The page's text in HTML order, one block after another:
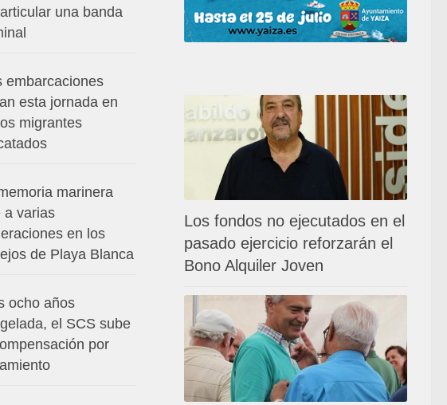
Los fondos no ejecutados en el
pasado ejercicio reforzarán el
Bono Alquiler Joven
una banda
embarcaciones
esta jornada en
migrantes
marinera
a varias
en los
de Playa Blanca
ocho años
el SCS sube
por